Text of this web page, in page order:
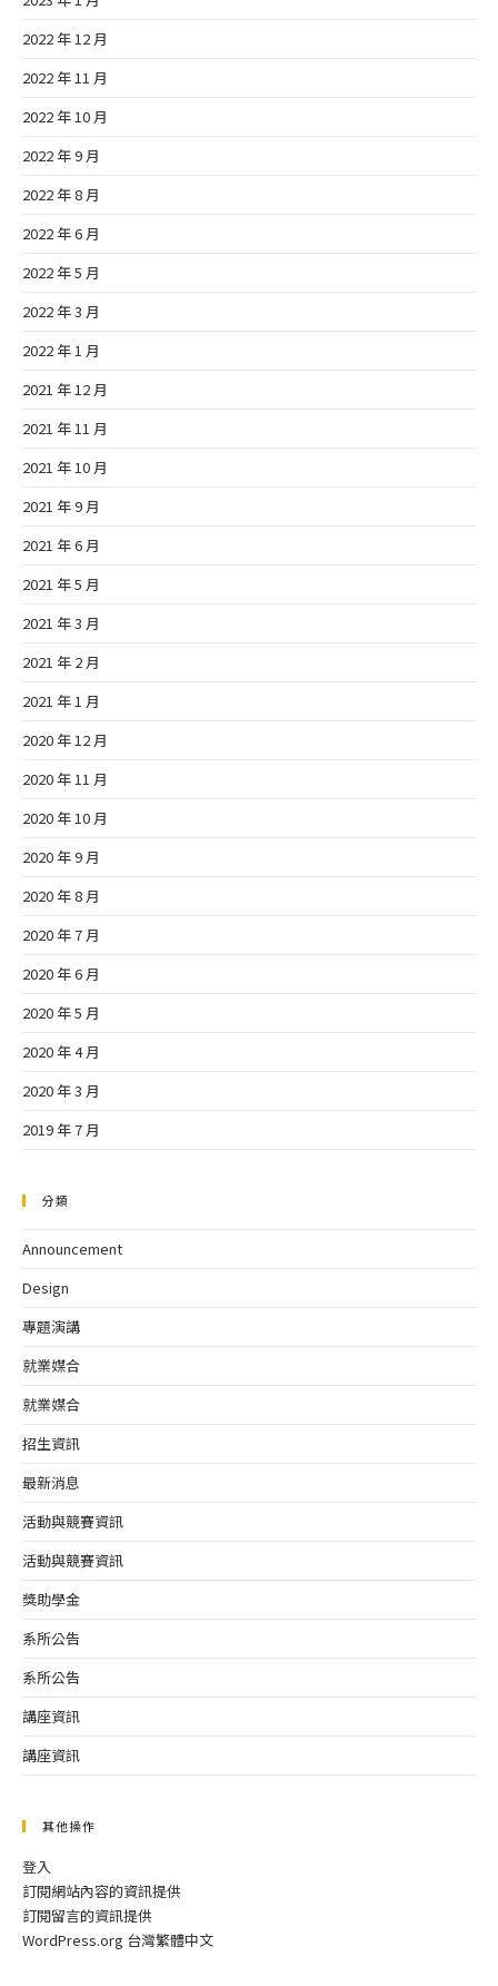
2022 年 12 月
2022 年 11 月
2022 年 10 月
2022 年 9 月
2022 年 8 月
2022 年 6 月
2022 年 5 月
2022 年 3 月
2022 年 1 月
2021 年 12 月
2021 年 11 月
2021 年 10 月
2021 年 9 月
2021 年 6 月
2021 年 5 月
2021 年 3 月
2021 年 2 月
2021 年 1 月
2020 年 12 月
2020 年 11 月
2020 年 10 月
2020 年 9 月
2020 年 8 月
2020 年 7 月
2020 年 6 月
2020 年 5 月
2020 年 4 月
2020 年 3 月
2019 年 7 月
分類
Announcement
Design
專題演講
就業媒合
就業媒合
招生資訊
最新消息
活動與競賽資訊
活動與競賽資訊
獎助學金
系所公告
系所公告
講座資訊
講座資訊
其他操作
登入
訂閱網站內容的資訊提供
訂閱留言的資訊提供
WordPress.org 台灣繁體中文